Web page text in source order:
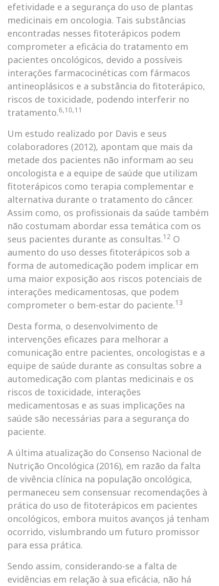
efetividade e a segurança do uso de plantas
medicinais em oncologia. Tais substâncias
encontradas nesses fitoterápicos podem
comprometer a eficácia do tratamento em
pacientes oncológicos, devido a possíveis
interações farmacocinéticas com fármacos
antineoplásicos e a substância do fitoterápico,
riscos de toxicidade, podendo interferir no
tratamento.6,10,11
Um estudo realizado por Davis e seus
colaboradores (2012), apontam que mais da
metade dos pacientes não informam ao seu
oncologista e a equipe de saúde que utilizam
fitoterápicos como terapia complementar e
alternativa durante o tratamento do câncer.
Assim como, os profissionais da saúde também
não costumam abordar essa temática com os
seus pacientes durante as consultas.12 O
aumento do uso desses fitoterápicos sob a
forma de automedicação podem implicar em
uma maior exposição aos riscos potenciais de
interações medicamentosas, que podem
comprometer o bem-estar do paciente.13
Desta forma, o desenvolvimento de
intervenções eficazes para melhorar a
comunicação entre pacientes, oncologistas e a
equipe de saúde durante as consultas sobre a
automedicação com plantas medicinais e os
riscos de toxicidade, interações
medicamentosas e as suas implicações na
saúde são necessárias para a segurança do
paciente.
A última atualização do Consenso Nacional de
Nutrição Oncológica (2016), em razão da falta
de vivência clínica na população oncológica,
permaneceu sem consensuar recomendações à
prática do uso de fitoterápicos em pacientes
oncológicos, embora muitos avanços já tenham
ocorrido, vislumbrando um futuro promissor
para essa prática.
Sendo assim, considerando-se a falta de
evidências em relação à sua eficácia, não há